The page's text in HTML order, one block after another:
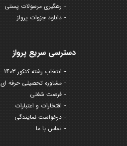
رهگیری مرسولات پستی
دانلود جزوات پرواز
دسترسی سریع پرواز
انتخاب رشته کنکور 1403
مشاوره تحصیلی حرفه ای
فرصت شغلی
افتخارات و اعتبارات
درخواست نمایندگی
تماس با ما